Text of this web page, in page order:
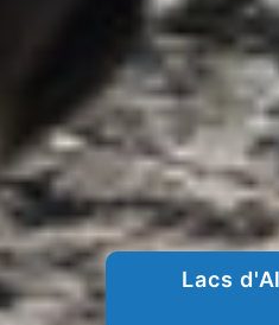
Lacs